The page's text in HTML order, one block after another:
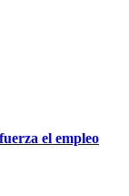
el empleo